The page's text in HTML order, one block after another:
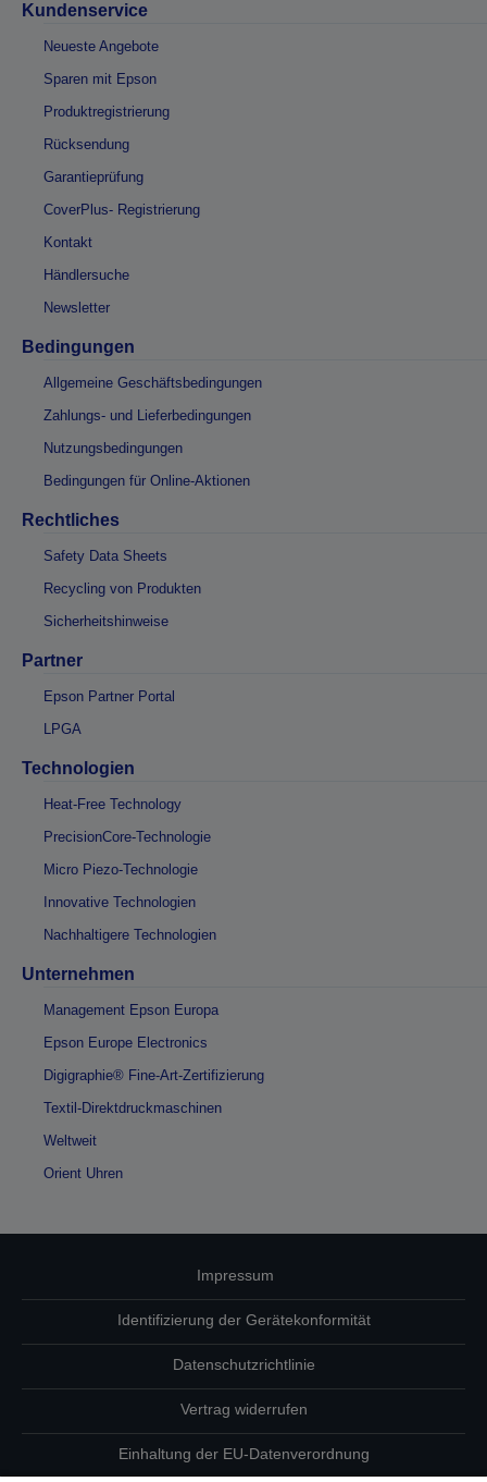
Kundenservice
Neueste Angebote
Sparen mit Epson
Produktregistrierung
Rücksendung
Garantieprüfung
CoverPlus- Registrierung
Kontakt
Händlersuche
Newsletter
Bedingungen
Allgemeine Geschäftsbedingungen
Zahlungs- und Lieferbedingungen
Nutzungsbedingungen
Bedingungen für Online-Aktionen
Rechtliches
Safety Data Sheets
Recycling von Produkten
Sicherheitshinweise
Partner
Epson Partner Portal
LPGA
Technologien
Heat-Free Technology
PrecisionCore-Technologie
Micro Piezo-Technologie
Innovative Technologien
Nachhaltigere Technologien
Unternehmen
Management Epson Europa
Epson Europe Electronics
Digigraphie® Fine-Art-Zertifizierung
Textil-Direktdruckmaschinen
Weltweit
Orient Uhren
Impressum
Identifizierung der Gerätekonformität
Datenschutzrichtlinie
Vertrag widerrufen
Einhaltung der EU-Datenverordnung